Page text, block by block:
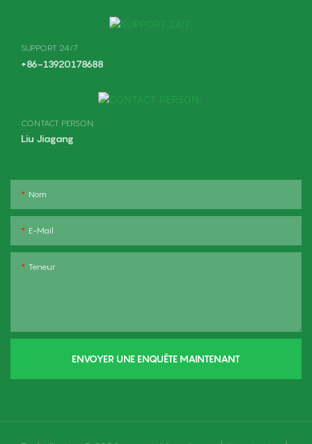
SUPPORT 24/7
+86-13920178688
CONTACT PERSON:
Liu Jiagang
Nom
E-Mail
Teneur
ENVOYER UNE ENQUÊTE MAINTENANT